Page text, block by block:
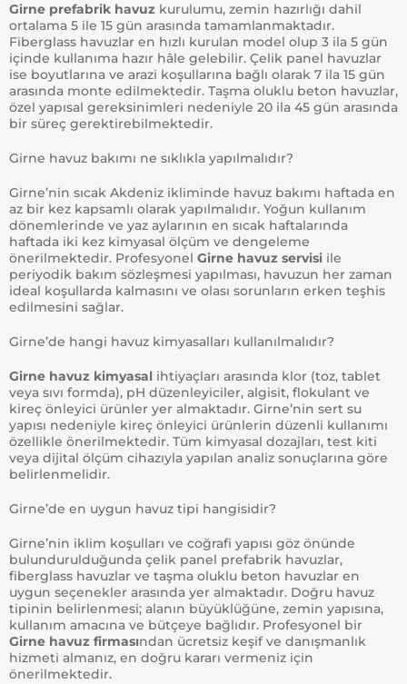
Girne prefabrik havuz kurulumu, zemin hazırlığı dahil
ortalama 5 ile 15 gün arasında tamamlanmaktadır.
Fiberglass havuzlar en hızlı kurulan model olup 3 ila 5 gün
içinde kullanıma hazır hâle gelebilir. Çelik panel havuzlar
ise boyutlarına ve arazi koşullarına bağlı olarak 7 ila 15 gün
arasında monte edilmektedir. Taşma oluklu beton havuzlar,
özel yapısal gereksinimleri nedeniyle 20 ila 45 gün arasında
bir süreç gerektirebilmektedir.
Girne havuz bakımı ne sıklıkla yapılmalıdır?
Girne’nin sıcak Akdeniz ikliminde havuz bakımı haftada en
az bir kez kapsamlı olarak yapılmalıdır. Yoğun kullanım
dönemlerinde ve yaz aylarının en sıcak haftalarında
haftada iki kez kimyasal ölçüm ve dengeleme
önerilmektedir. Profesyonel Girne havuz servisi ile
periyodik bakım sözleşmesi yapılması, havuzun her zaman
ideal koşullarda kalmasını ve olası sorunların erken teşhis
edilmesini sağlar.
Girne’de hangi havuz kimyasalları kullanılmalıdır?
Girne havuz kimyasal ihtiyaçları arasında klor (toz, tablet
veya sıvı formda), pH düzenleyiciler, algisit, flokulant ve
kireç önleyici ürünler yer almaktadır. Girne’nin sert su
yapısı nedeniyle kireç önleyici ürünlerin düzenli kullanımı
özellikle önerilmektedir. Tüm kimyasal dozajları, test kiti
veya dijital ölçüm cihazıyla yapılan analiz sonuçlarına göre
belirlenmelidir.
Girne’de en uygun havuz tipi hangisidir?
Girne’nin iklim koşulları ve coğrafi yapısı göz önünde
bulundurulduğunda çelik panel prefabrik havuzlar,
fiberglass havuzlar ve taşma oluklu beton havuzlar en
uygun seçenekler arasında yer almaktadır. Doğru havuz
tipinin belirlenmesi; alanın büyüklüğüne, zemin yapısına,
kullanım amacına ve bütçeye bağlıdır. Profesyonel bir
Girne havuz firmasından ücretsiz keşif ve danışmanlık
hizmeti almanız, en doğru kararı vermeniz için
önerilmektedir.